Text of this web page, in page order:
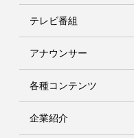
テレビ番組
アナウンサー
各種コンテンツ
企業紹介